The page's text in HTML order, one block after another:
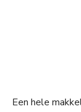
Een hele